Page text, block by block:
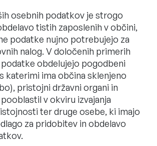
osebnih podatkov je strogo
tistih zaposlenih v občini,
podatke nujno potrebujejo za
nalog. V določenih primerih
obdelujejo pogodbeni
katerimi ima občina sklenjeno
pristojni državni organi in
v okviru izvajanja
ter druge osebe, ki imajo
za pridobitev in obdelavo